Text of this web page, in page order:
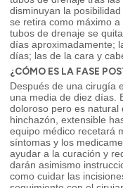
disminuyan la
se retira como máximo
tubos de drenaje se
días aproximadamente;
días; las de la cara y
¿CÓMO ES LA FASE
Después de una cirugía
una media de diez días.
doloroso pero es natural
hinchazón, extensible
equipo médico recetará
síntomas y los
ayudar a la curación y
darán asimismo
como cuidar las